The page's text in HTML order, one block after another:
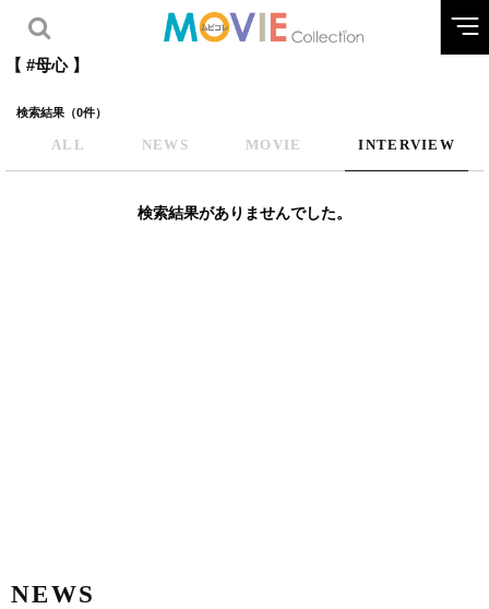
【 #母心 】
検索結果（0件）
ALL NEWS MOVIE INTERVIEW
検索結果がありませんでした。
NEWS